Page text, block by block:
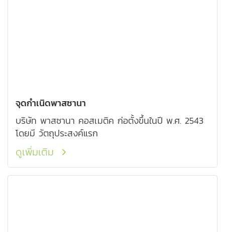
จุดกำเนิดพาสซานา
บริษัท พาสซานา คอสเมติค ก่อตั้งขึ้นในปี พ.ศ. 2543
โดยมี วัตถุประสงค์แรก
ดูเพิ่มเติม